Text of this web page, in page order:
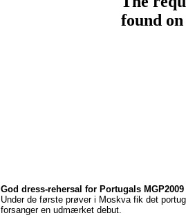
God dress-rehersal for Portugals
Under de første prøver i Moskva fik det
forsanger en udmærket debut.